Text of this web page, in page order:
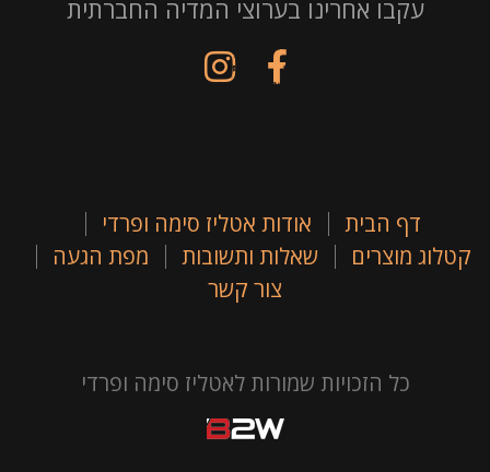
עקבו אחרינו בערוצי המדיה החברתית
דף הבית
אודות אטליז סימה ופרדי
קטלוג מוצרים
שאלות ותשובות
מפת הגעה
צור קשר
כל הזכויות שמורות לאטליז סימה ופרדי
B